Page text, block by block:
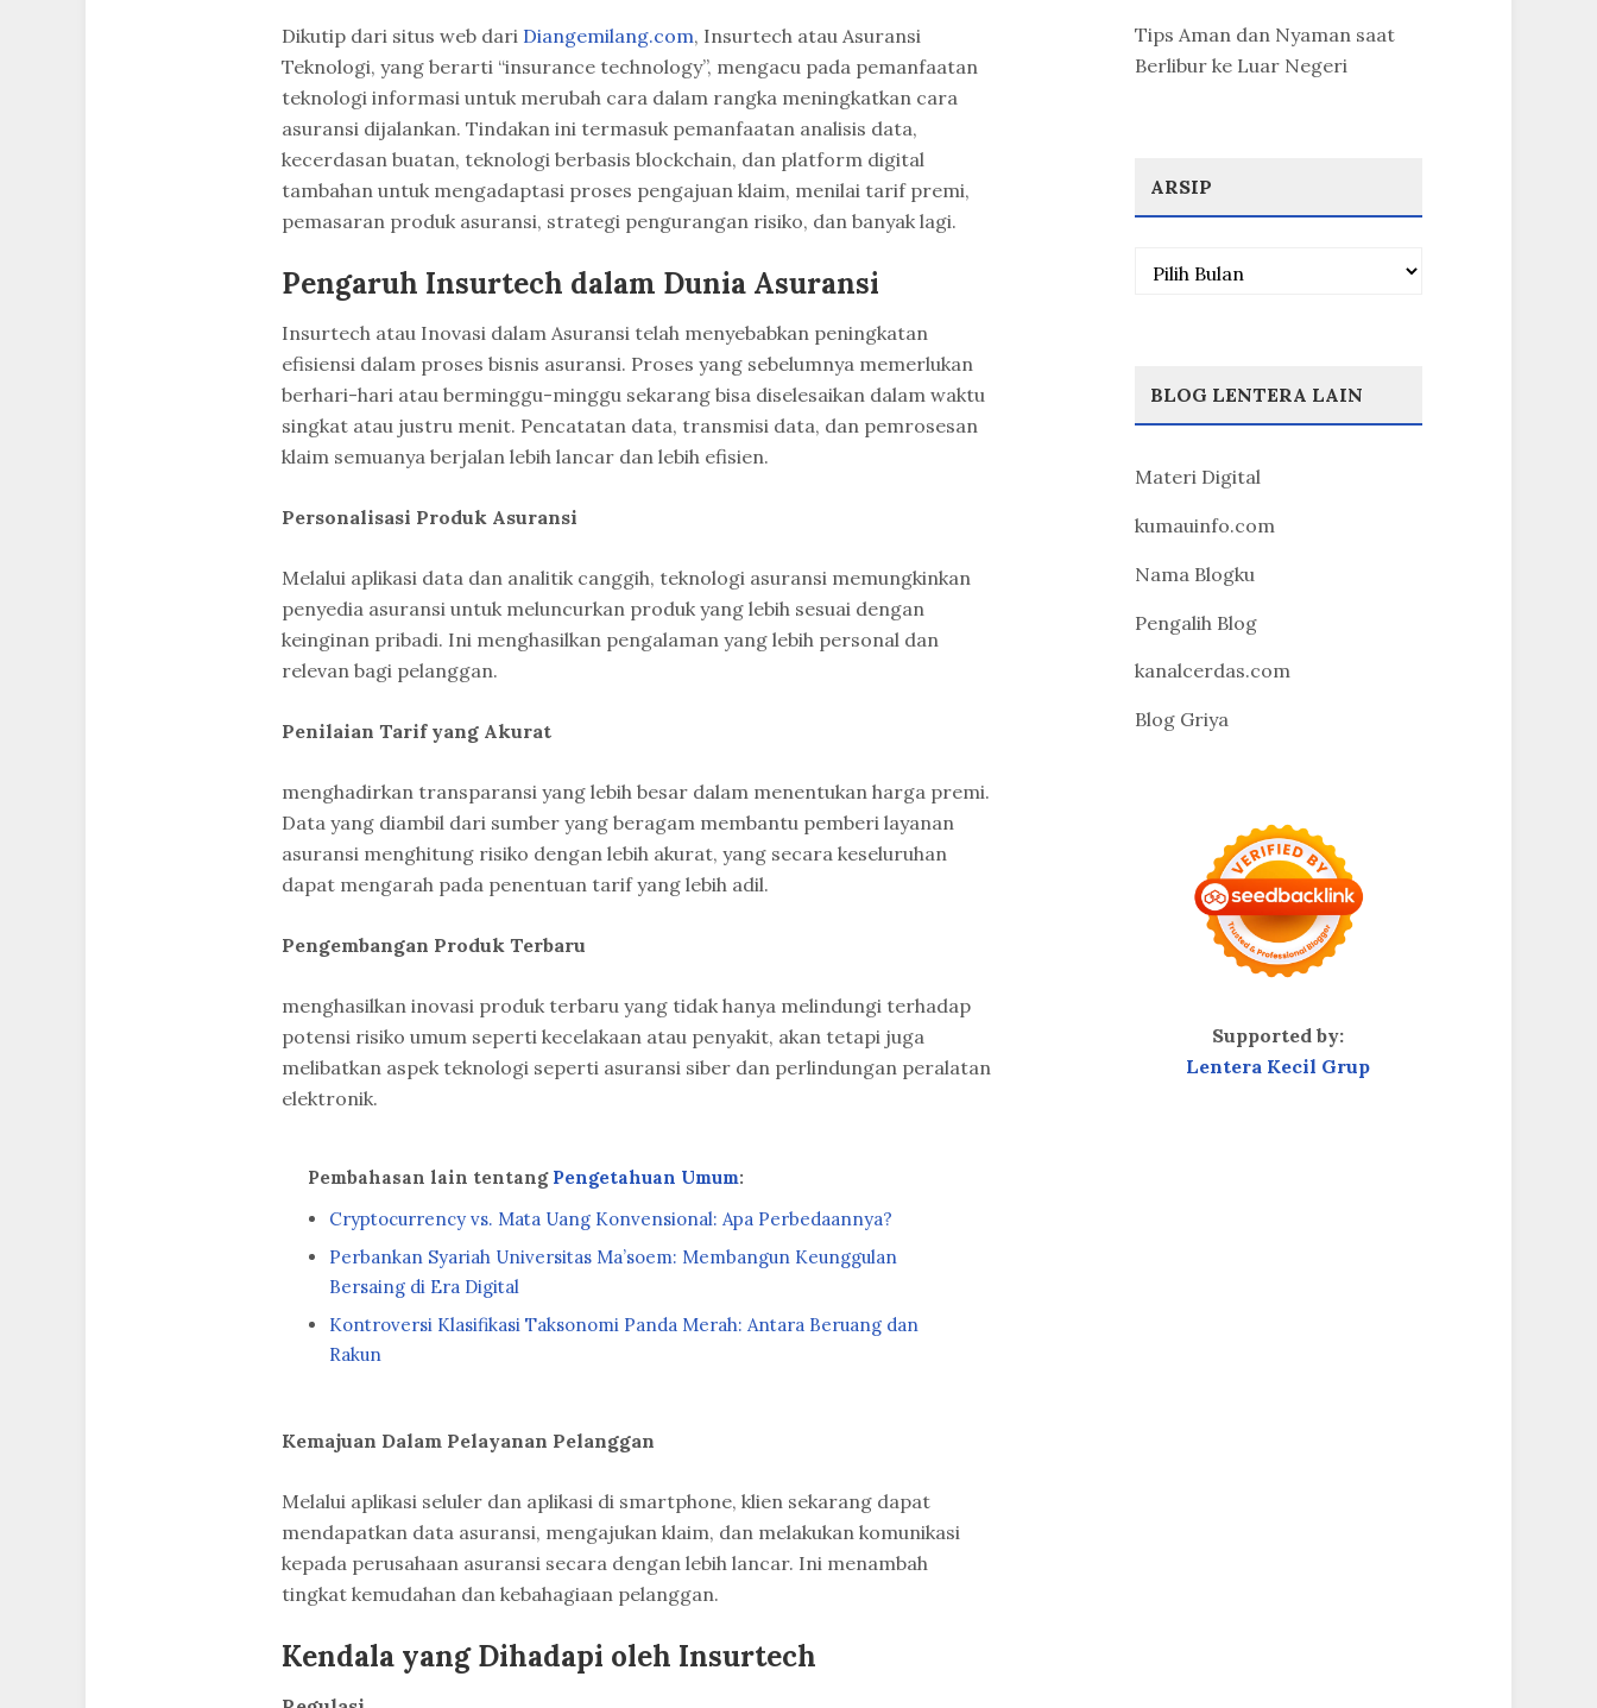
Dikutip dari situs web dari Diangemilang.com, Insurtech atau Asuransi
Teknologi, yang berarti “insurance technology”, mengacu pada pemanfaatan
teknologi informasi untuk merubah cara dalam rangka meningkatkan cara
asuransi dijalankan. Tindakan ini termasuk pemanfaatan analisis data,
kecerdasan buatan, teknologi berbasis blockchain, dan platform digital
tambahan untuk mengadaptasi proses pengajuan klaim, menilai tarif premi,
pemasaran produk asuransi, strategi pengurangan risiko, dan banyak lagi.
Pengaruh Insurtech dalam Dunia Asuransi
Insurtech atau Inovasi dalam Asuransi telah menyebabkan peningkatan
efisiensi dalam proses bisnis asuransi. Proses yang sebelumnya memerlukan
berhari-hari atau berminggu-minggu sekarang bisa diselesaikan dalam waktu
singkat atau justru menit. Pencatatan data, transmisi data, dan pemrosesan
klaim semuanya berjalan lebih lancar dan lebih efisien.
Personalisasi Produk Asuransi
Melalui aplikasi data dan analitik canggih, teknologi asuransi memungkinkan
penyedia asuransi untuk meluncurkan produk yang lebih sesuai dengan
keinginan pribadi. Ini menghasilkan pengalaman yang lebih personal dan
relevan bagi pelanggan.
Penilaian Tarif yang Akurat
menghadirkan transparansi yang lebih besar dalam menentukan harga premi.
Data yang diambil dari sumber yang beragam membantu pemberi layanan
asuransi menghitung risiko dengan lebih akurat, yang secara keseluruhan
dapat mengarah pada penentuan tarif yang lebih adil.
Pengembangan Produk Terbaru
menghasilkan inovasi produk terbaru yang tidak hanya melindungi terhadap
potensi risiko umum seperti kecelakaan atau penyakit, akan tetapi juga
melibatkan aspek teknologi seperti asuransi siber dan perlindungan peralatan
elektronik.
Pembahasan lain tentang Pengetahuan Umum:
Cryptocurrency vs. Mata Uang Konvensional: Apa Perbedaannya?
Perbankan Syariah Universitas Ma’soem: Membangun Keunggulan
Bersaing di Era Digital
Kontroversi Klasifikasi Taksonomi Panda Merah: Antara Beruang dan
Rakun
Kemajuan Dalam Pelayanan Pelanggan
Melalui aplikasi seluler dan aplikasi di smartphone, klien sekarang dapat
mendapatkan data asuransi, mengajukan klaim, dan melakukan komunikasi
kepada perusahaan asuransi secara dengan lebih lancar. Ini menambah
tingkat kemudahan dan kebahagiaan pelanggan.
Kendala yang Dihadapi oleh Insurtech
Tips Aman dan Nyaman saat
Berlibur ke Luar Negeri
ARSIP
Arsip
BLOG LENTERA LAIN
Materi Digital
kumauinfo.com
Nama Blogku
Pengalih Blog
kanalcerdas.com
Blog Griya
Supported by:
Lentera Kecil Grup